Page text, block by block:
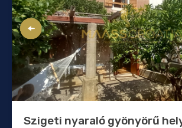
Szigeti nyaraló gyönyörű